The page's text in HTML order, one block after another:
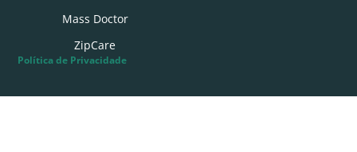
Mass Doctor
ZipCare
Política de Privacidade